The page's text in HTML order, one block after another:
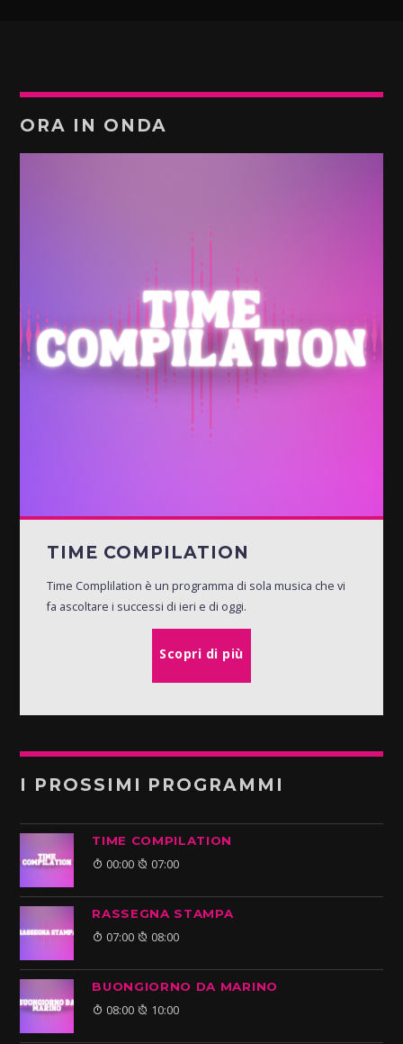
ORA IN ONDA
TIME COMPILATION
Time Complilation è un programma di sola musica che vi
fa ascoltare i successi di ieri e di oggi.
Scopri di più
I PROSSIMI PROGRAMMI
TIME COMPILATION
00:00 07:00
RASSEGNA STAMPA
07:00 08:00
BUONGIORNO DA MARINO
08:00 10:00